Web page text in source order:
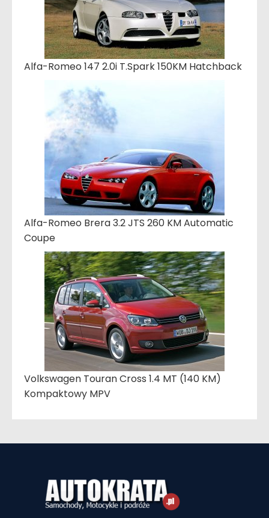
Alfa-Romeo 147 2.0i T.Spark 150KM Hatchback
Alfa-Romeo Brera 3.2 JTS 260 KM Automatic
Coupe
Volkswagen Touran Cross 1.4 MT (140 KM)
Kompaktowy MPV